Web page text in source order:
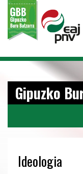
Gipuzko
Ideologia